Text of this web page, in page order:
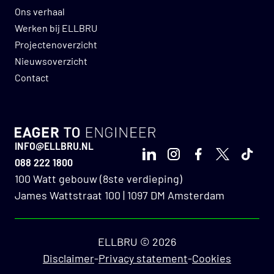
Om de functie van junior businessmanager te
kunnen beoefenen breng je het volgende mee:
Je hebt HBO werk- en denkniveau;
Je hebt affiniteit met de techniek
vaardigheden, in woord en geschrift;
Je bent pro-actief, ondernemend en goed
netwerker.
Ons aanbod
Als junior businessmanager krijg je
Ons verhaal
Werken bij ELLBRU
Projectenoverzicht
Nieuwsoverzicht
Contact
GO TO HOMEPAGE
100 Watt gebouw (8ste verdieping)
James Wattstraat 100 | 1097 DM Amsterdam
INFO@ELLBRU.NL
088 222 1800
LinkedInInstagram
Facebook
X
ELLBRU © 2026
Disclaimer-Privacy statement-Cookies